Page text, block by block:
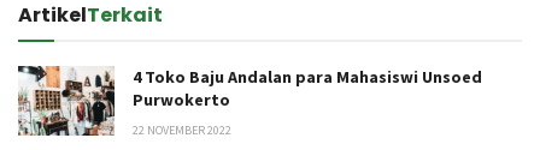
ArtikelTerkait
4 Toko Baju Andalan para Mahasiswi Unsoed
Purwokerto
22 NOVEMBER 2022